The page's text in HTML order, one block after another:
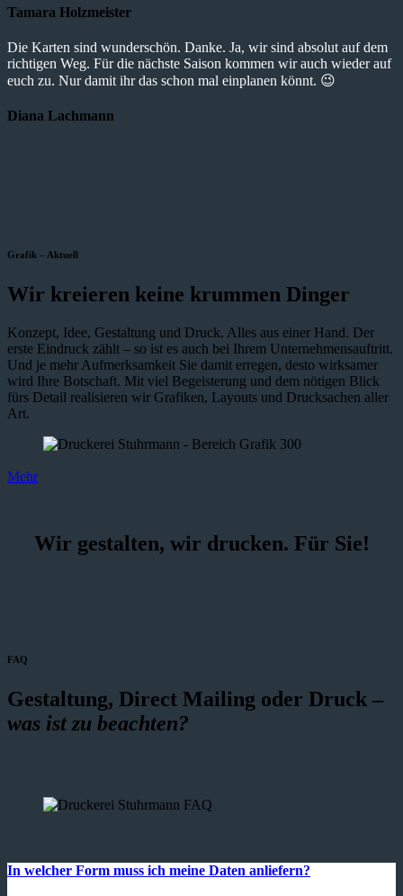
Tamara Holzmeister
Die Karten sind wunderschön. Danke. Ja, wir sind absolut auf dem
richtigen Weg. Für die nächste Saison kommen wir auch wieder auf
euch zu. Nur damit ihr das schon mal einplanen könnt. 😉
Diana Lachmann
Grafik – Aktuell
Wir kreieren keine krummen Dinger
Konzept, Idee, Gestaltung und Druck. Alles aus einer Hand. Der
erste Eindruck zählt – so ist es auch bei Ihrem Unternehmensauftritt.
Und je mehr Aufmerksamkeit Sie damit erregen, desto wirksamer
wird Ihre Botschaft. Mit viel Begeisterung und dem nötigen Blick
fürs Detail realisieren wir Grafiken, Layouts und Drucksachen aller
Art.
Mehr
Wir gestalten, wir drucken. Für Sie!
FAQ
Gestaltung, Direct Mailing oder Druck –
was ist zu beachten?
In welcher Form muss ich meine Daten anliefern?